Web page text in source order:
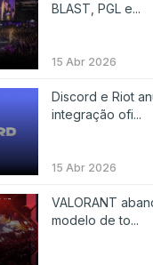
BLAST, PGL e...
15 Abr 2026
Discord e Riot
integração ofi...
15 Abr 2026
VALORANT
modelo de to...